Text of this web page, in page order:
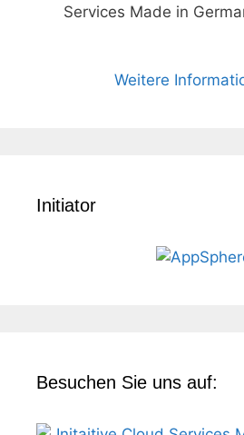
Services Made in
Weitere
Initiator
Besuchen Sie uns auf: